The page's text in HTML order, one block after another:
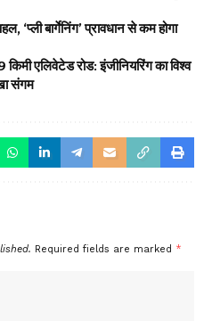
‘प्ली बार्गेनिंग’ प्रावधान से कम होगा
एलिवेटेड रोड: इंजीनियरिंग का विश्व
संगम
Required fields are marked *